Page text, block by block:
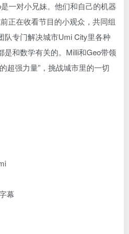
一对小兄妹。他们和自己的机器
正在收看节目的小观众，共同组
队专门解决城市Umi City里各种
是和数学有关的。Milli和Geo带领
超强力量”，挑战城市里的一切
幕